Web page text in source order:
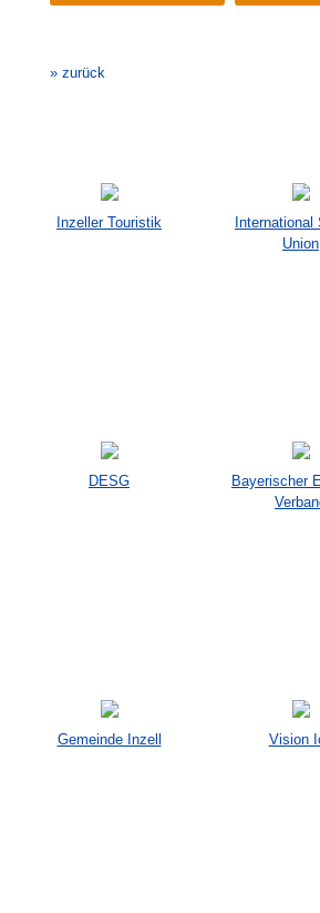
» zurück
Inzeller Touristik
International
Union
DESG
Bayerischer
Gemeinde Inzell Vision